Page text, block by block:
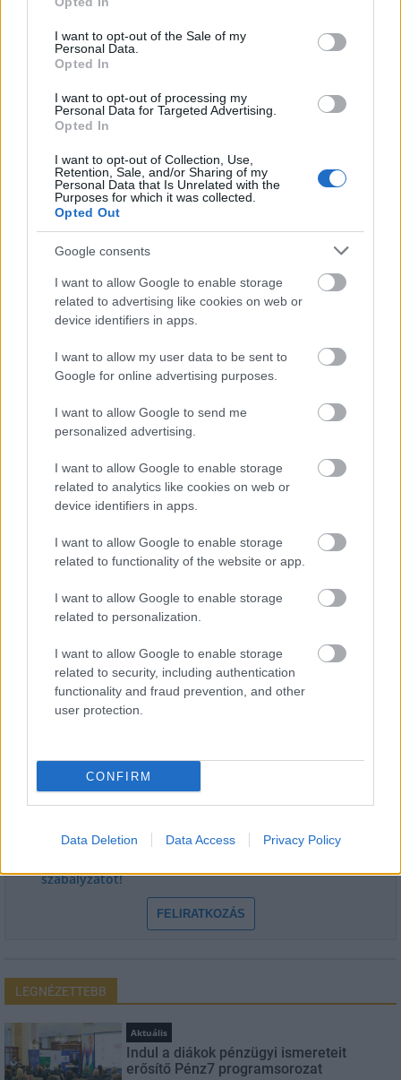
use your data for below specified purposes in below Google
consent section.
I want to opt-out of the Sale of my
Personal Data.
Opted In
I want to opt-out of processing my
Personal Data for Targeted Advertising.
Opted In
I want to opt-out of Collection, Use,
Retention, Sale, and/or Sharing of my
Personal Data that Is Unrelated with the
Purposes for which it was collected.
Opted Out
Google consents
I want to allow Google to enable storage
related to advertising like cookies on web or
device identifiers in apps.
I want to allow my user data to be sent to
Google for online advertising purposes.
I want to allow Google to send me
personalized advertising.
I want to allow Google to enable storage
related to analytics like cookies on web or
device identifiers in apps.
I want to allow Google to enable storage
related to functionality of the website or app.
I want to allow Google to enable storage
related to personalization.
I want to allow Google to enable storage
related to security, including authentication
functionality and fraud prevention, and other
user protection.
CONFIRM
Data Deletion Data Access Privacy Policy
Belváros-Lipótváros
Város-Teampannon Kereskedelmi és Szolgáltató Kft.
parkfelújítás
Indulhat a Honvéd tér megújításának tervezése, ahol a
klímatudatos gondolkodás és a helyi identitás erősítése kerül a
középpontba.
Történelmi táj, amelynek minden köve
M1 bővítés: már zajlik a teljesen új
Bicske Kelet csomópont építése
csomópont épül Angyalföldön
Másfélszeresére bővítik
Hódmezővásárhely jó hírű református
HÍRLEVÉL
szabályzatot!
FELIRATKOZÁS
LEGNÉZETTEBB
Aktuális
Indul a diákok pénzügyi ismereteit
erősítő Pénz7 programsorozat